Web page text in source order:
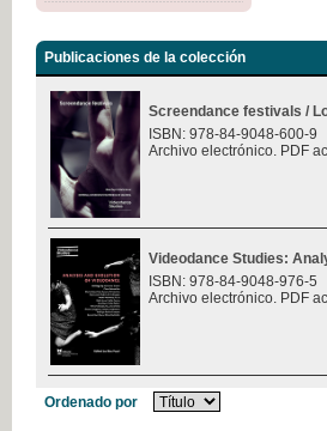
Publicaciones de la colección
Screendance festivals /
ISBN: 978-84-9048-600-9
Archivo electrónico. PDF
Videodance Studies:
ISBN: 978-84-9048-976-5
Archivo electrónico. PDF
Ordenado por